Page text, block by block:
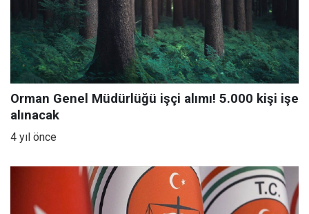
Orman Genel Müdürlüğü işçi alımı! 5.000 kişi işe
alınacak
4 yıl önce